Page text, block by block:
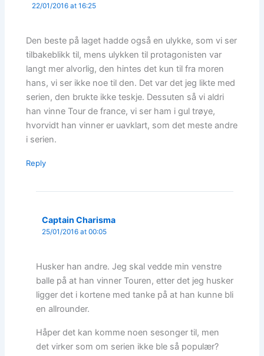
22/01/2016 at 16:25
Den beste på laget hadde også en ulykke, som vi ser
tilbakeblikk til, mens ulykken til protagonisten var
langt mer alvorlig, den hintes det kun til fra moren
hans, vi ser ikke noe til den. Det var det jeg likte med
serien, den brukte ikke teskje. Dessuten så vi aldri
han vinne Tour de france, vi ser ham i gul trøye,
hvorvidt han vinner er uavklart, som det meste andre
i serien.
Reply
Captain Charisma
25/01/2016 at 00:05
Husker han andre. Jeg skal vedde min venstre
balle på at han vinner Touren, etter det jeg husker
ligger det i kortene med tanke på at han kunne bli
en allrounder.
Håper det kan komme noen sesonger til, men
det virker som om serien ikke ble så populær?